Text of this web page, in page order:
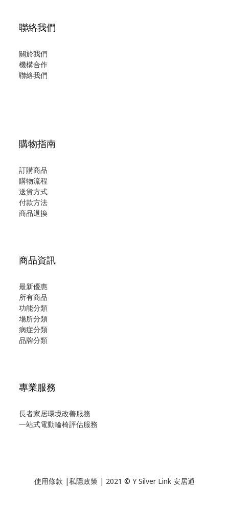
聯絡我們
關於我們
機構合作
聯絡我們
購物指南
訂購商品
購物流程
送貨方式
付款方法
商品退換
商品資訊
最新優惠
所有商品
功能分類
場所分類
病症分類
品牌分類
專業服務
長者家居環境改善服務
一站式電動輪椅評估服務
使用條款 |私隱政策 | 2021 © Y Silver Link 安居通